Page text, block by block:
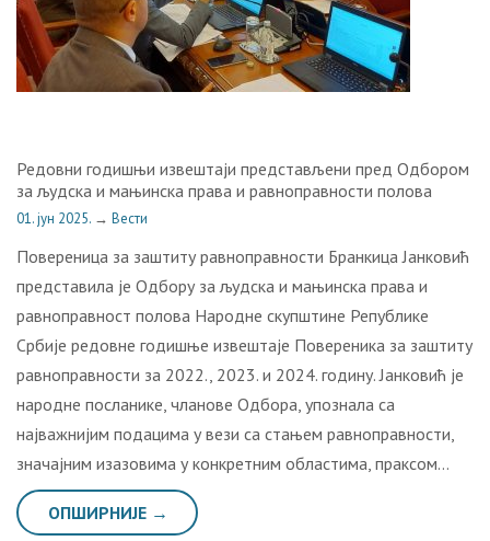
Редовни годишњи извештаји представљени пред Одбором
за људска и мањинска права и равноправности полова
01. јун 2025. → Вести
Повереница за заштиту равноправности Бранкица Јанковић
представила је Одбору за људска и мањинска права и
равноправност полова Народне скупштине Републике
Србије редовне годишње извештаје Повереника за заштиту
равноправности за 2022., 2023. и 2024. годину. Јанковић је
народне посланике, чланове Одбора, упознала са
најважнијим подацима у вези са стањем равноправности,
значајним изазовима у конкретним областима, праксом…
ОПШИРНИЈЕ →